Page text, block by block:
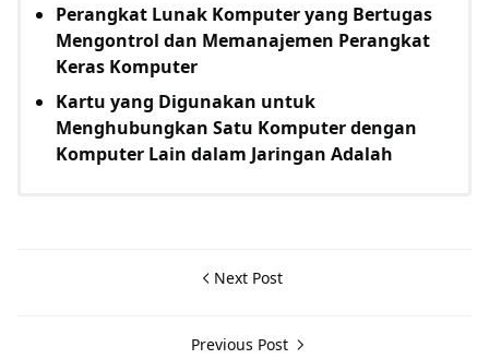
Perangkat Lunak Komputer yang Bertugas
Mengontrol dan Memanajemen Perangkat
Keras Komputer
Kartu yang Digunakan untuk
Menghubungkan Satu Komputer dengan
Komputer Lain dalam Jaringan Adalah
Next Post
Previous Post